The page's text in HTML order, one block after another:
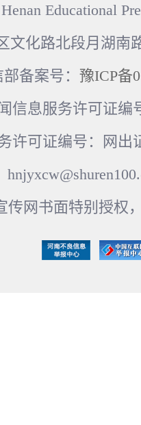
Educational
文化路北段月湖南
备案号： 豫ICP备
信息服务许可证编
许可证编号：网出
传网书面特别授权